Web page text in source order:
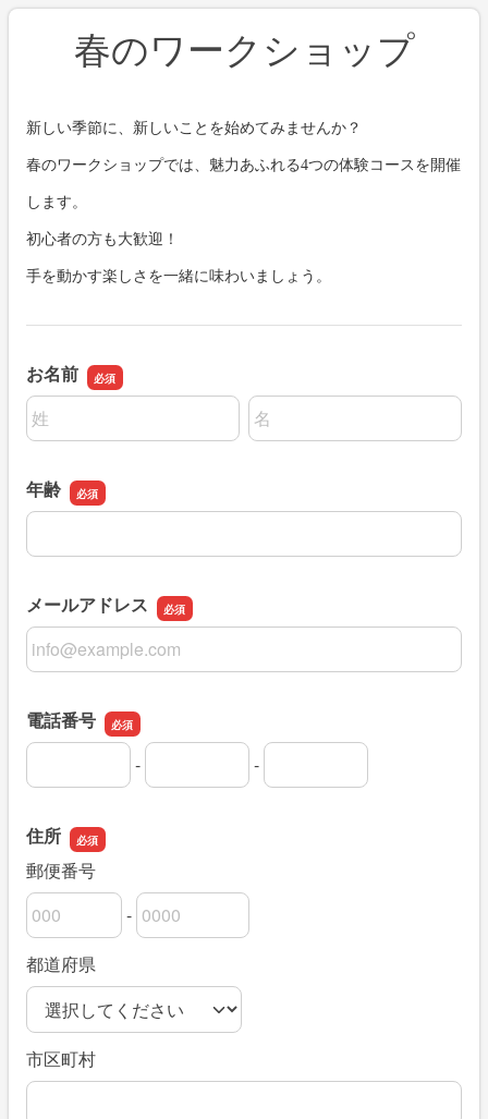
春のワークショップ
新しい季節に、新しいことを始めてみませんか？
春のワークショップでは、魅力あふれる4つの体験コースを開催
します。
初心者の方も大歓迎！
手を動かす楽しさを一緒に味わいましょう。
お名前
名前の姓
名前の名
年齢
年齢
メールアドレス
メールアドレス
電話番号
電話番号の市外局番
-
電話番号の市内局番 -
電話番号の加入者番号
住所
郵便番号
郵便番号の上3桁
-
郵便番号の下4桁
都道府県
市区町村